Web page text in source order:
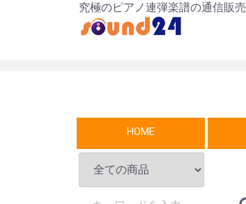
究極のピアノ連弾楽譜の通信販売
HOME